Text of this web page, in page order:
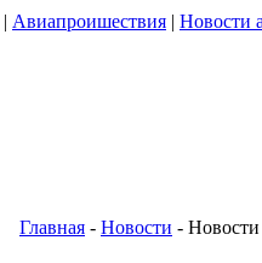
| Авиапроишествия | Новости
Главная - Новости - Новости